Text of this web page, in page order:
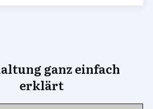
ganz einfach
erklärt